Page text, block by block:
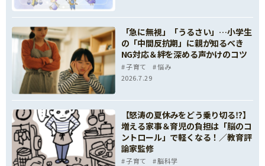
「急に無視」「うるさい」…小学生
の「中間反抗期」に親が知るべき
NG対応＆絆を深める声かけのコツ
子育て
悩み
2026.7.29
【怒涛の夏休みをどう乗り切る⁉】
増える家事＆育児の負担は「脳のコ
ントロール」で軽くなる！／教育評
論家監修
子育て
脳科学